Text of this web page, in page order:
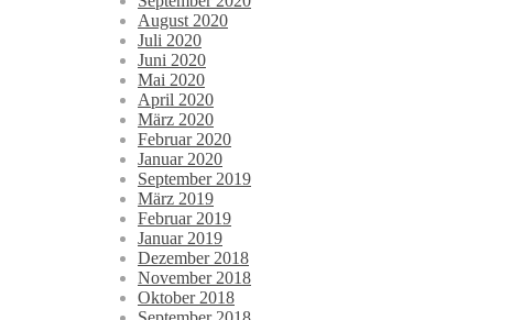
August 2020
Juli 2020
Juni 2020
Mai 2020
April 2020
März 2020
Februar 2020
Januar 2020
September 2019
März 2019
Februar 2019
Januar 2019
Dezember 2018
November 2018
Oktober 2018